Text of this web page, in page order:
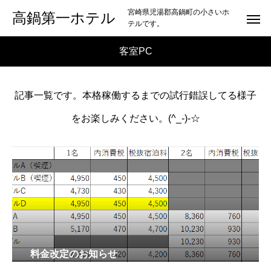
高鍋第一ホテル
宮崎県児湯郡高鍋町の小さいホ
テルです。
客室PC
記事一覧です。本格稼働するまでの試行錯誤してる様子
をお楽しみください。(^_-)-☆
料金改定のお知らせ